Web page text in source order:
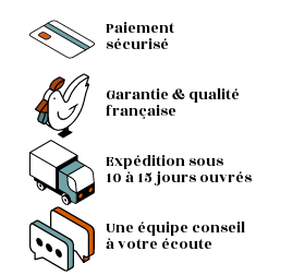
Paiement
sécurisé
Garantie & qualité
française
Expédition sous
10 à 15 jours ouvrés
Une équipe conseil
à votre écoute